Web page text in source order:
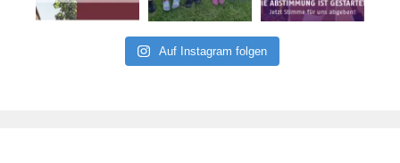
Auf Instagram folgen